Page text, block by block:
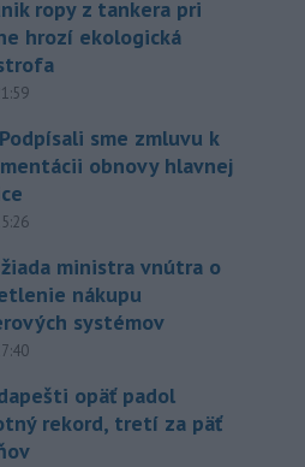
ropy z tankera pri
hrozí ekologická
sme zmluvu k
obnovy hlavnej
ministra vnútra o
nákupu
systémov
opäť padol
rekord, tretí za päť